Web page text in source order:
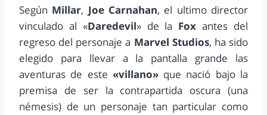
Según Millar, Joe Carnahan, el ultimo director
vinculado al «Daredevil» de la Fox antes del
regreso del personaje a Marvel Studios, ha sido
elegido para llevar a la pantalla grande las
aventuras de este «villano»que nació bajo la
premisa de ser la contrapartida oscura (una
némesis) de un personaje tan particular como